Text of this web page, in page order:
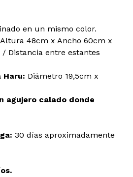
en un mismo color.
Altura 48cm x Ancho 60cm x
Distancia entre estantes
Haru: Diámetro 19,5cm x
agujero calado donde
30 días aproximadamente